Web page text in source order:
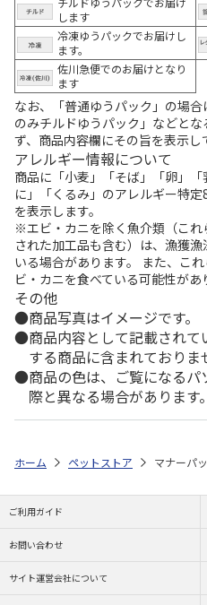
します
冷凍ゆうパックでお届けし
ます。
佐川急便でのお届けとなり
ます
なお、「普通ゆうパック」の場
のみチルドゆうパック」などと
ず、商品内容欄にその旨を表示し
アレルギー情報について
商品に「小麦」「そば」「卵」
に」「くるみ」のアレルギー特
を表示します。
※エビ・カニを除く魚介類（こ
された加工品も含む）は、漁獲
いる場合があります。 また、こ
ビ・カニを食べている可能性があ
その他
商品写真はイメージです。
商品内容として記載され
する商品に含まれておりま
商品の色は、ご覧になる
際と異なる場合があります。
ホーム ペットストア マナーパ
ご利用ガイド
お問い合わせ
サイト運営会社について